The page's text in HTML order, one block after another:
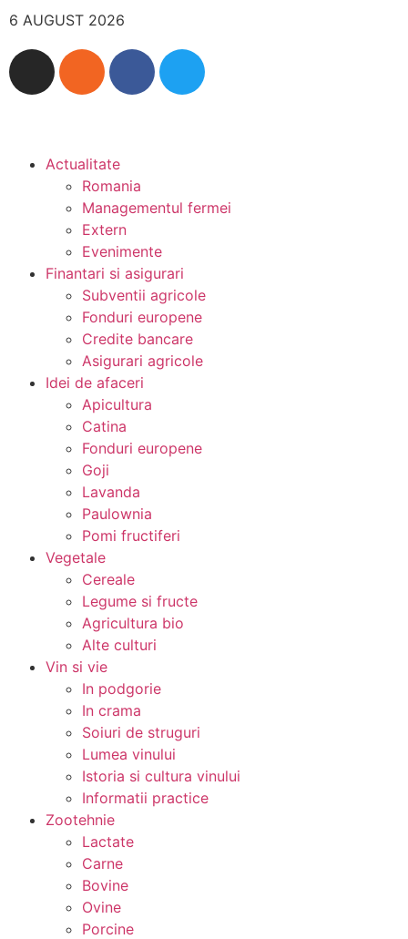
6 AUGUST 2026
Actualitate
Romania
Managementul fermei
Extern
Evenimente
Finantari si asigurari
Subventii agricole
Fonduri europene
Credite bancare
Asigurari agricole
Idei de afaceri
Apicultura
Catina
Fonduri europene
Goji
Lavanda
Paulownia
Pomi fructiferi
Vegetale
Cereale
Legume si fructe
Agricultura bio
Alte culturi
Vin si vie
In podgorie
In crama
Soiuri de struguri
Lumea vinului
Istoria si cultura vinului
Informatii practice
Zootehnie
Lactate
Carne
Bovine
Ovine
Porcine